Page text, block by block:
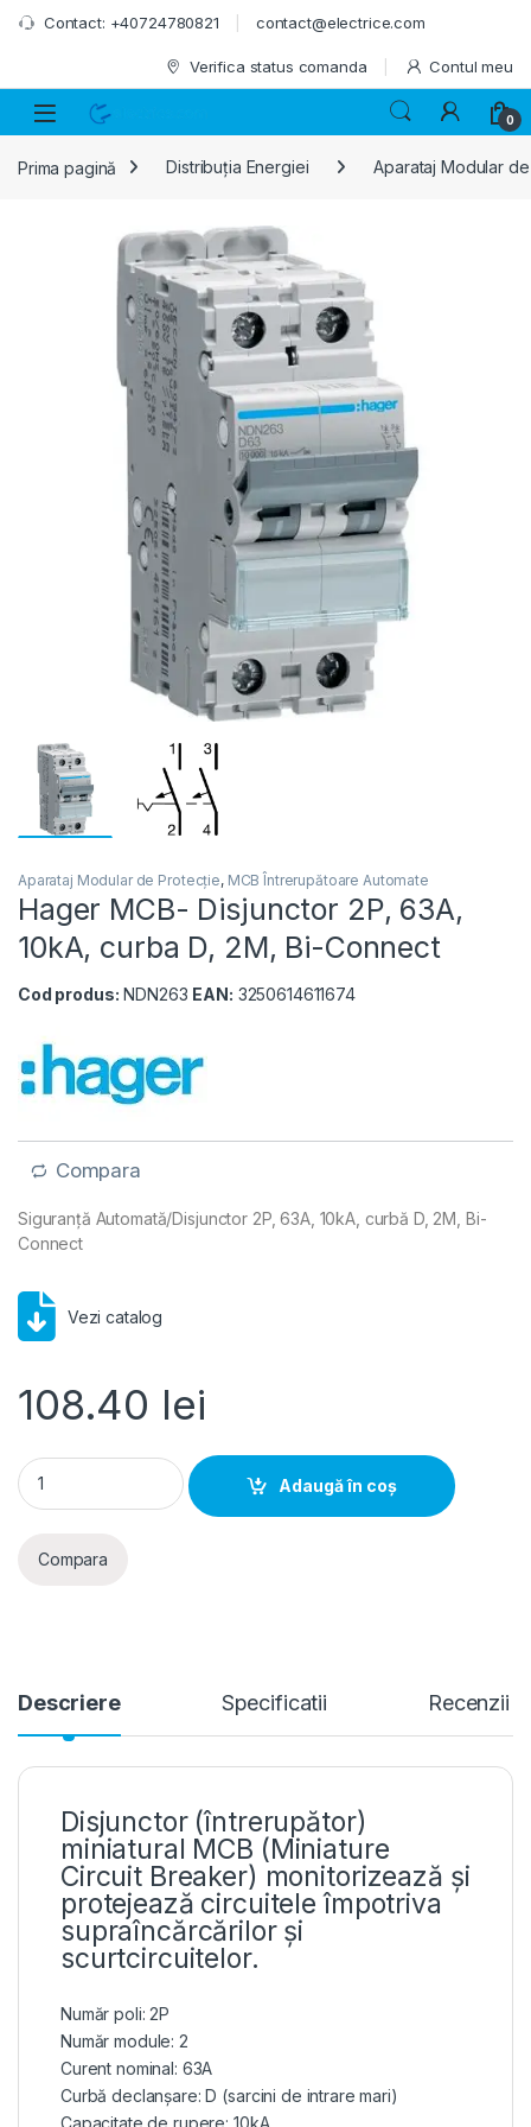
Skip to navigation
Skip to content
Contact: +40724780821 contact@electrice.com
Verifica status comanda Contul meu
0
Prima pagină Distribuția Energiei Aparataj Modular
Aparataj Modular de Protecție, MCB Întrerupătoare Automate
Hager MCB- Disjunctor 2P, 63A,
10kA, curba D, 2M, Bi-Connect
Cod produs: NDN263 EAN: 3250614611674
Compara
Siguranță Automată/Disjunctor 2P, 63A, 10kA, curbă D, 2M, Bi-
Connect
Vezi catalog
108.40 lei
Hager MCB- Disjunctor 2P, 63A, 10kA, curba D, 2M, Bi-
Adaugă în coș
Compara
Descriere Specificatii Recenzii
Disjunctor (întrerupător)
miniatural MCB (Miniature
Circuit Breaker) monitorizează și
protejează circuitele împotriva
supraîncărcărilor și
scurtcircuitelor.
Număr poli: 2P
Număr module: 2
Curent nominal: 63A
Curbă declanșare: D (sarcini de intrare mari)
Capacitate de rupere: 10kA